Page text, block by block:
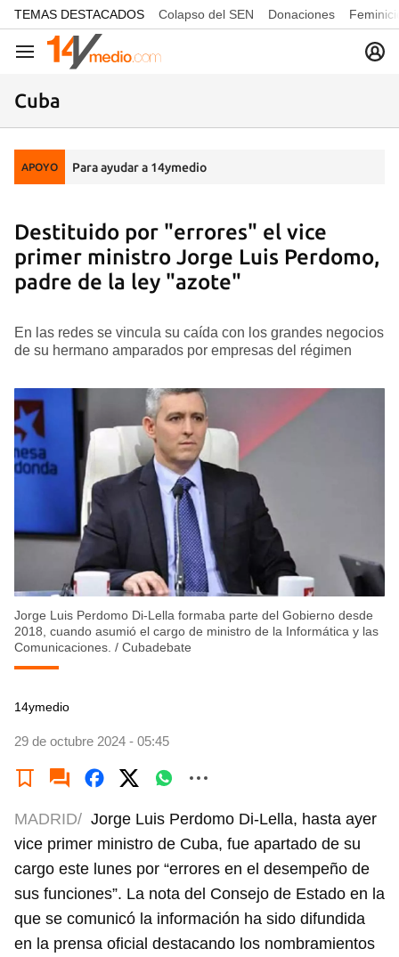
common.go-to-content
TEMAS DESTACADOS Colapso del SEN Donaciones
Navegación
Cuba
APOYO Para ayudar a 14ymedio
Destituido por "errores" el vice
primer ministro Jorge Luis Perdomo,
padre de la ley "azote"
En las redes se vincula su caída con los grandes negocios
de su hermano amparados por empresas del régimen
Jorge Luis Perdomo Di-Lella formaba parte del Gobierno desde
2018, cuando asumió el cargo de ministro de la Informática y las
Comunicaciones. / Cubadebate
14ymedio
29 de octubre 2024 - 05:45
MADRID/ Jorge Luis Perdomo Di-Lella, hasta ayer
vice primer ministro de Cuba, fue apartado de su
cargo este lunes por “errores en el desempeño de
sus funciones”. La nota del Consejo de Estado en la
que se comunicó la información ha sido difundida
en la prensa oficial destacando los nombramientos